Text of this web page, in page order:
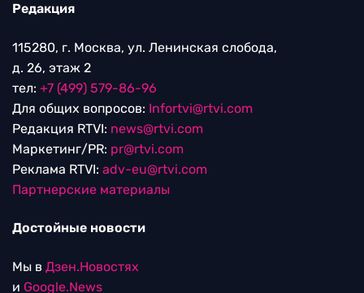
Редакция
115280, г. Москва, ул. Ленинская слобода,
д. 26, этаж 2
тел: +7 (499) 579-86-96
Для общих вопросов: Infortvi@rtvi.com
Редакция RTVI: news@rtvi.com
Маркетинг/PR: pr@rtvi.com
Реклама RTVI: adv-eu@rtvi.com
Партнерские материалы
Достойные новости
Мы в Дзен.Новостях
и Google.News